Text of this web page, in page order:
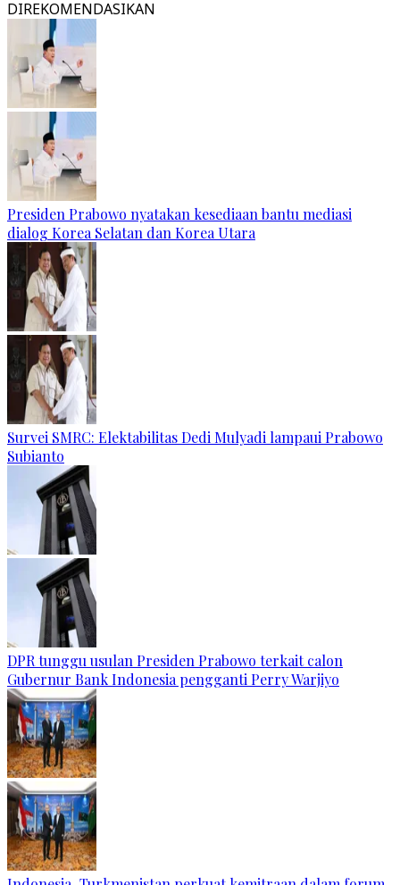
DIREKOMENDASIKAN
Presiden Prabowo nyatakan kesediaan bantu mediasi
dialog Korea Selatan dan Korea Utara
Survei SMRC: Elektabilitas Dedi Mulyadi lampaui Prabowo
Subianto
DPR tunggu usulan Presiden Prabowo terkait calon
Gubernur Bank Indonesia pengganti Perry Warjiyo